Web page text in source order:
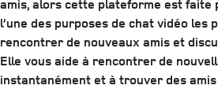
amis, alors cette plateforme est faite
l’une des purposes de chat vidéo les
rencontrer de nouveaux amis et
Elle vous aide à rencontrer de
instantanément et à trouver des